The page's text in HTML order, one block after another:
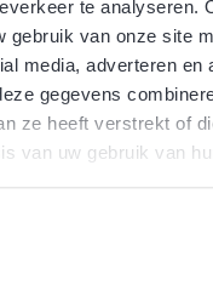
te analyseren.
gebruik van onze site
media, adverteren en
gegevens
ze heeft verstrekt of
van uw gebruik van